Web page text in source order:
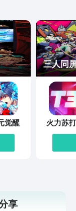
觉醒
三人同
火力苏
享